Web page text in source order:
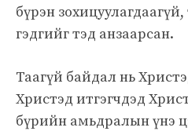
бүрэн
гэдгийг тэд анзаарсан.
Таагүй байдал нь
Христэд итгэгчдэд
бүрийн амьдралын үнэ